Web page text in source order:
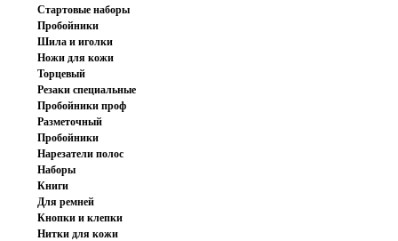
работы с...
Стартовые наборы
Пробойники
вилочные
Шила и иголки
Ножи для кожи
Торцевый
инструмент
Резаки специальные
Пробойники проф
Разметочный
инструмент
Пробойники
револьверные
Нарезатели полос
Наборы
пробойников
Книги
Для ремней
Кнопки и клепки
Нитки для кожи